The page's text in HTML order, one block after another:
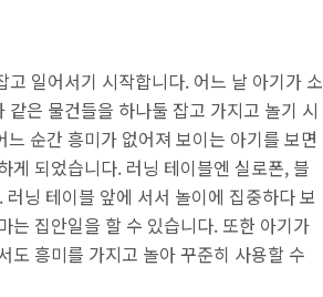
일어서기 시작합니다. 어느 날 아기가 소
은 물건들을 하나둘 잡고 가지고 놀기 시
순간 흥미가 없어져 보이는 아기를 보면
게 되었습니다. 러닝 테이블엔 실로폰, 블
닝 테이블 앞에 서서 놀이에 집중하다 보
는 집안일을 할 수 있습니다. 또한 아기가
도 흥미를 가지고 놀아 꾸준히 사용할 수